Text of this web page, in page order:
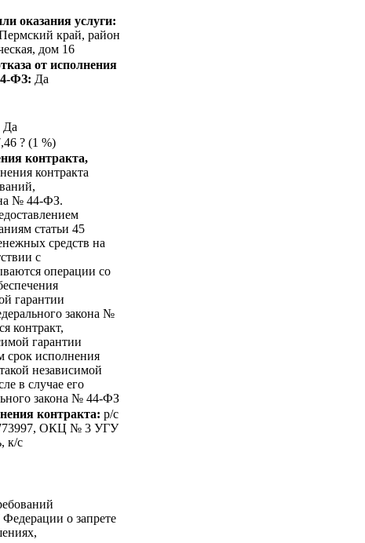
оказания услуги:
край, район
дом 16
от исполнения
ФЗ: Да
Да
? (1 %)
контракта,
контракта
№ 44-ФЗ.
статьи 45
средств на
с
операции со
гарантии
закона №
контракт,
гарантии
срок исполнения
независимой
в случае его
закона № 44-ФЗ
контракта: p/c
ОКЦ № 3 УГУ
к/c
Федерации о запрете